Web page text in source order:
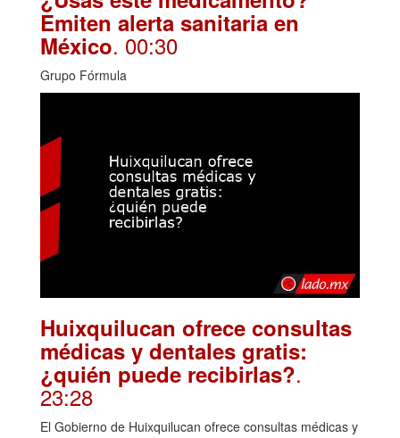
Emiten alerta sanitaria en
México. 00:30
Grupo Fórmula
Huixquilucan ofrece consultas
médicas y dentales gratis:
¿quién puede recibirlas?.
23:28
El Gobierno de Huixquilucan ofrece consultas médicas y